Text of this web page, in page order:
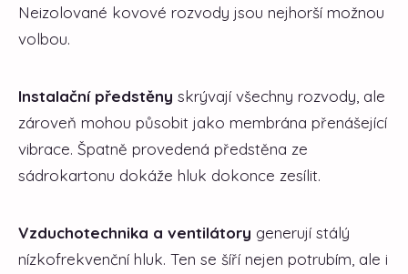
Neizolované kovové rozvody jsou nejhorší možnou
volbou.
Instalační předstěny skrývají všechny rozvody, ale
zároveň mohou působit jako membrána přenášející
vibrace. Špatně provedená předstěna ze
sádrokartonu dokáže hluk dokonce zesílit.
Vzduchotechnika a ventilátory generují stálý
nízkofrekvenční hluk. Ten se šíří nejen potrubím, ale i